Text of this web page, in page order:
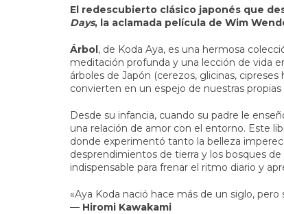
El redescubierto clásico japonés que
Days, la aclamada película de Wim
Árbol, de Koda Aya, es una hermosa
meditación profunda y una lección de vida
árboles de Japón (cerezos, glicinas,
convierten en un espejo de nuestras
Desde su infancia, cuando su padre le
una relación de amor con el entorno. Este
donde experimentó tanto la belleza
desprendimientos de tierra y los bosques
indispensable para frenar el ritmo diario y
«Aya Koda nació hace más de un siglo,
— Hiromi Kawakami